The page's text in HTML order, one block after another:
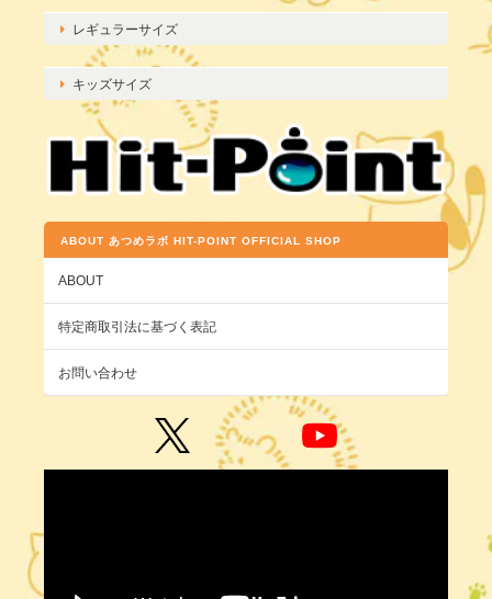
レギュラーサイズ
キッズサイズ
ABOUT あつめラボ HIT-POINT OFFICIAL SHOP
ABOUT
特定商取引法に基づく表記
お問い合わせ